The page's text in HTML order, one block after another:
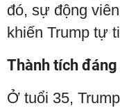
đó, sự động
khiến Trump tự
Thành tích
Ở tuổi 35,